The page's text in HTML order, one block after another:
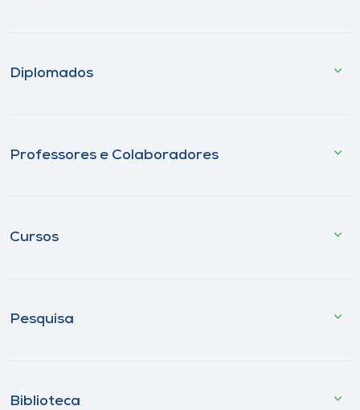
Diplomados
Professores e Colaboradores
Cursos
Pesquisa
Biblioteca